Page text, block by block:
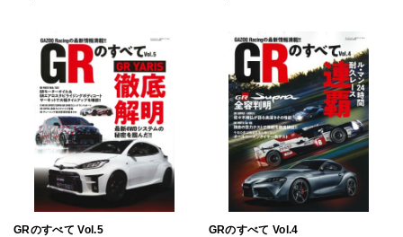
GRのすべて Vol.5
GRのすべて Vol.4